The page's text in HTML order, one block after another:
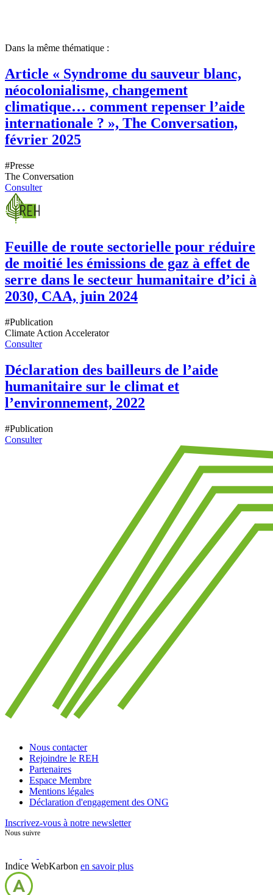
Dans la même thématique :
Article « Syndrome du sauveur blanc,
néocolonialisme, changement
climatique… comment repenser l’aide
internationale ? », The Conversation,
février 2025
#Presse
The Conversation
Consulter
Feuille de route sectorielle pour réduire
de moitié les émissions de gaz à effet de
serre dans le secteur humanitaire d’ici à
2030, CAA, juin 2024
#Publication
Climate Action Accelerator
Consulter
Déclaration des bailleurs de l’aide
humanitaire sur le climat et
l’environnement, 2022
#Publication
Consulter
Nous contacter
Rejoindre le REH
Partenaires
Espace Membre
Mentions légales
Déclaration d'engagement des ONG
Inscrivez-vous à notre newsletter
Nous suivre
Indice WebKarbon en savoir plus